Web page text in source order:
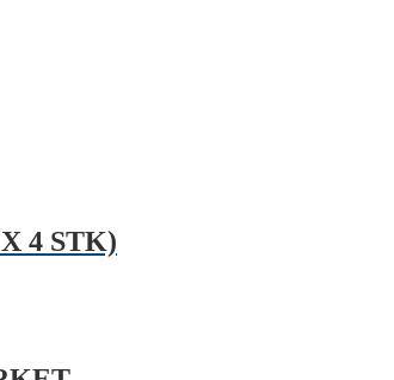
4 STK)